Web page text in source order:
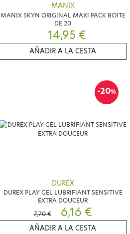
MANIX
MANIX SKYN ORIGINAL MAXI PACK BOITE
DE 20
14,95 €
AÑADIR A LA CESTA
-20%
DUREX
DUREX PLAY GEL LUBRIFIANT SENSITIVE
EXTRA DOUCEUR
7,70 €
6,16 €
AÑADIR A LA CESTA